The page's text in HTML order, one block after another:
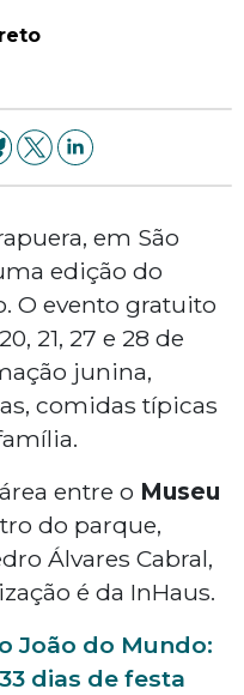
em São
edição do
O evento gratuito
21, 27 e 28 de
junina,
comidas típicas
entre o Museu
do parque,
Álvares Cabral,
é da InHaus.
João do Mundo:
dias de festa